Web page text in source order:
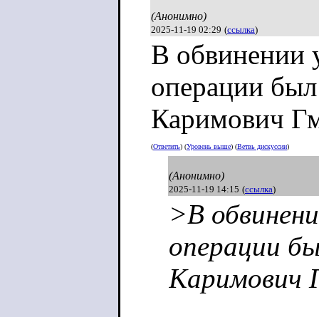
отчёты
требованием
конкретные
«угрозой». По
временем ему
Саранске для
работа стала
После
жена уехали
(Анонимно)
2025-11-19 02:29 (ссылка)
В обвинении
операции
Каримович
(Ответить) (Уровень выше) (Ветвь дискуссии)
(Анонимно)
2025-11-19 14:15 (ссылка)
>В
операции
Каримович